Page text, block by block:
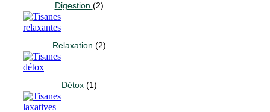
Digestion (2)
Relaxation (2)
Détox (1)